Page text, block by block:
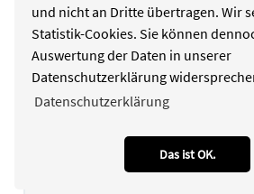
und nicht an Dritte übertragen. Wir
Statistik-Cookies. Sie können
Auswertung der Daten in unserer
Datenschutzerklärung
Datenschutzerklärung
Das ist OK.
Wirtschaft